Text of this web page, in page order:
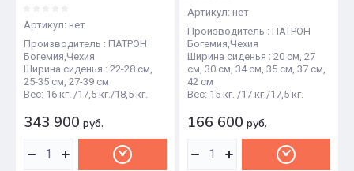
Артикул: нет
Производитель : ПАТРОН
Богемия,Чехия
Ширина сиденья : 22-28 см,
25-35 см, 27-39 см
Вес: 16 кг. /17,5 кг./18,5 кг.
343 900 руб.
Артикул: нет
Производитель : ПАТРОН
Богемия,Чехия
Ширина сиденья : 20 см, 27
см, 30 см, 34 см, 35 см, 37 см,
42 см
Вес: 15 кг. /17 кг./17,5 кг.
166 600 руб.